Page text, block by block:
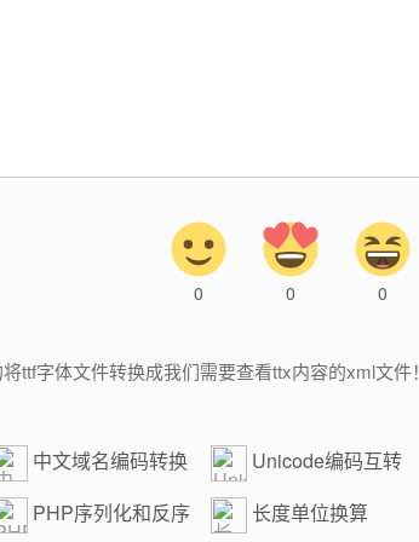
0 0 0
ttf字体文件转换成我们需要查看ttx内容的xml文件！
中文域名编码转换 Unicode编码互转
PHP序列化和反序
长度单位换算